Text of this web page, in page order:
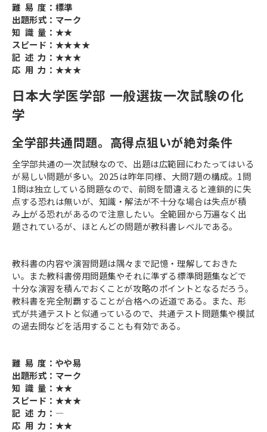
難 易 度：標準
出題形式：マーク
知 識 量：★★
スピード：★★★★
記 述 力：★★★
応 用 力：★★★
日本大学医学部 一般選抜一次試験の化
学
全学部共通問題。高得点狙いが絶対条件
全学部共通の一次試験なので、出題は広範囲にわたってはいる
が易しい問題が多い。2025は昨年同様、大問7題の構成。1問
1問は独立している問題なので、前問を間違えると連鎖的に失
点する恐れは無いが、知識・解法が不十分な場合は失点が積
み上がる恐れがあるので注意したい。全範囲から万遍なく出
題されているが、ほとんどの問題が教科書レベルである。
教科書の内容や演習問題は隅々まで記憶・理解しておきた
い。また教科書傍用問題集やそれに準ずる標準問題集などで
十分な演習を積んでおくことが攻略のポイントとなるだろう。
教科書を完全制覇することが合格への近道である。また、形
式が共通テストと似通っているので、共通テスト問題集や模試
の過去問などを活用することも有効である。
難 易 度：やや易
出題形式：マーク
知 識 量：★★
スピード：★★★
記 述 力：―
応 用 力：★★